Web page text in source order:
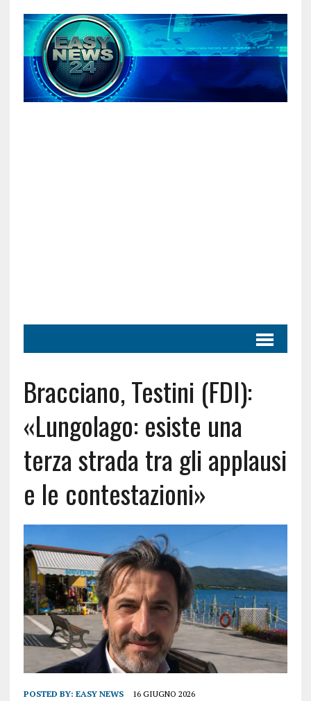
Bracciano, Testini (FDI):
«Lungolago: esiste una
terza strada tra gli applausi
e le contestazioni»
POSTED BY: EASY NEWS 16 GIUGNO 2026